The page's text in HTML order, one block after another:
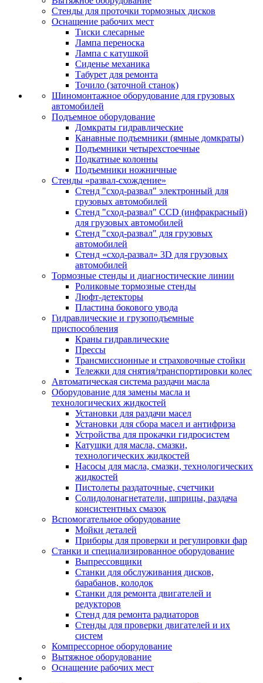
Стенды для проточки тормозных дисков
Оснащение рабочих мест
Тиски слесарные
Лампа переноска
Лампа с катушкой
Сиденье механика
Табурет для ремонта
Точило (заточной станок)
Шиномонтажное оборудование для грузовых
автомобилей
Подъемное оборудование
Домкраты гидравлические
Канавные подъемники (ямные домкраты)
Подъемники четырехстоечные
Подкатные колонны
Подъемники ножничные
Стенды «развал-схождение»
Стенд "сход-развал" электронный для
грузовых автомобилей
Стенд "сход-развал" CCD (инфракрасный)
для грузовых автомобилей
Стенд "сход-развал" для грузовых
автомобилей
Стенд «сход-развал» 3D для грузовых
автомобилей
Тормозные стенды и диагностические линии
Роликовые тормозные стенды
Люфт-детекторы
Пластина бокового увода
Гидравлические и грузоподъемные
приспособления
Краны гидравлические
Прессы
Трансмиссионные и страховочные стойки
Тележки для снятия/транспортировки колес
Автоматическая система раздачи масла
Оборудование для замены масла и
технологических жидкостей
Установки для раздачи масел
Установки для сбора масел и антифриза
Устройства для прокачки гидросистем
Катушки для масла, смазки,
технологических жидкостей
Насосы для масла, смазки, технологических
жидкостей
Пистолеты раздаточные, счетчики
Солидолонагнетатели, шприцы, раздача
консистентных смазок
Вспомогательное оборудование
Мойки деталей
Приборы для проверки и регулировки фар
Станки и специализированное оборудование
Выпрессовщики
Станки для обслуживания дисков,
барабанов, колодок
Станки для ремонта двигателей и
редукторов
Стенд для ремонта радиаторов
Стенды для проверки двигателей и их
систем
Компрессорное оборудование
Вытяжное оборудование
Оснащение рабочих мест